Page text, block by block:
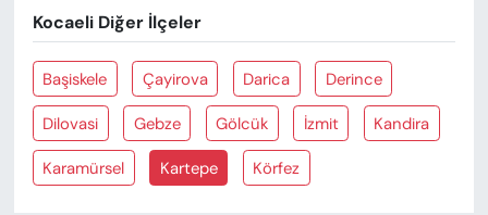
Kocaeli Diğer İlçeler
Başiskele Çayirova Darica Derince
Dilovasi Gebze Gölcük İzmit Kandira
Karamürsel Kartepe Körfez